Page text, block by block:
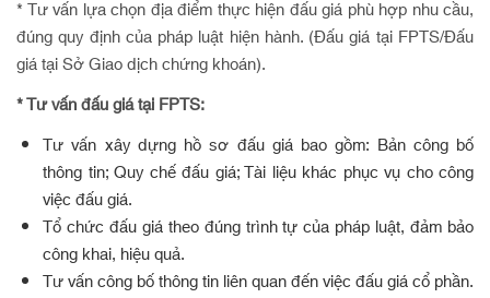
* Tư vấn lựa chọn địa điểm thực hiện đấu giá phù hợp nhu cầu,
đúng quy định của pháp luật hiện hành. (Đấu giá tại FPTS/Đấu
giá tại Sở Giao dịch chứng khoán).
* Tư vấn đấu giá tại FPTS:
Tư vấn xây dựng hồ sơ đấu giá bao gồm: Bản công bố
thông tin; Quy chế đấu giá; Tài liệu khác phục vụ cho công
việc đấu giá.
Tổ chức đấu giá theo đúng trình tự của pháp luật, đảm bảo
công khai, hiệu quả.
Tư vấn công bố thông tin liên quan đến việc đấu giá cổ phần.